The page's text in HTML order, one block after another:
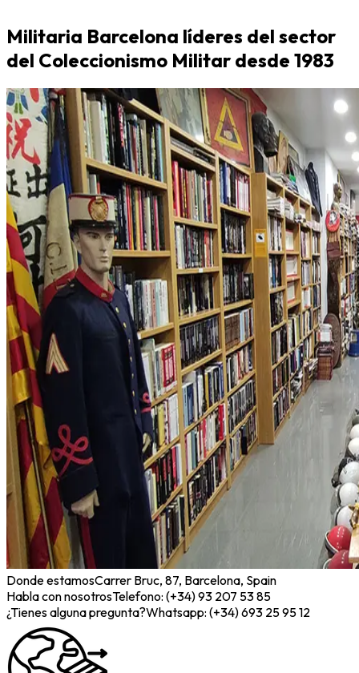
Militaria Barcelona líderes del sector
del Coleccionismo Militar desde 1983
Donde estamosCarrer Bruc, 87, Barcelona, Spain
Habla con nosotrosTelefono: (+34) 93 207 53 85
¿Tienes alguna pregunta?Whatsapp: (+34) 693 25 95 12